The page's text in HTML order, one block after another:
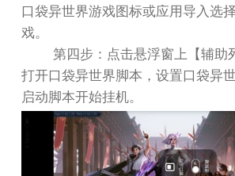
口袋异世界游戏图标或应用导入选
戏。
第四步：点击悬浮窗上【辅助
打开口袋异世界脚本，设置口袋异
启动脚本开始挂机。